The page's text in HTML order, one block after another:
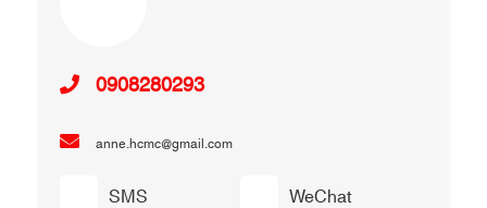
0908280293
anne.hcmc@gmail.com
SMS
WeChat